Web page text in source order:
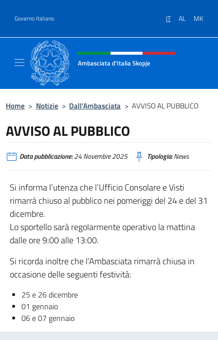
Governo Italiano IT AL MK
Intestazione sito, social e menù
Ambasciata d'Italia Skopje
Home > Notizie > Dall’Ambasciata > AVVISO AL PUBBLICO
AVVISO AL PUBBLICO
Data pubblicazione:24 Novembre 2025 Tipologia:News
Si informa l’utenza che l’Ufficio Consolare e Visti
rimarrà chiuso al pubblico nei pomeriggi del 24 e del 31
dicembre.
Lo sportello sarà regolarmente operativo la mattina
dalle ore 9:00 alle 13:00.
Si ricorda inoltre che l’Ambasciata rimarrà chiusa in
occasione delle seguenti festività:
25 e 26 dicembre
01 gennaio
06 e 07 gennaio